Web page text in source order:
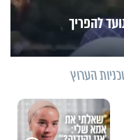
להפריך
הערוץ